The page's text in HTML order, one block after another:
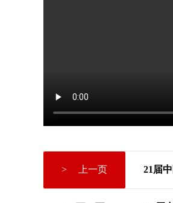
> 上一页 21届